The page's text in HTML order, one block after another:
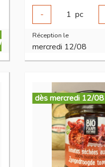
-
1 pc
Réception le
mercredi 12/08
dès mercredi 12/08